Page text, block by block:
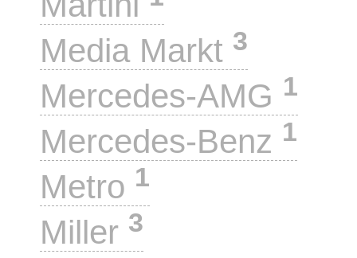
Media Markt 3
Mercedes-AMG 1
Mercedes-Benz 1
Metro 1
Miller 3